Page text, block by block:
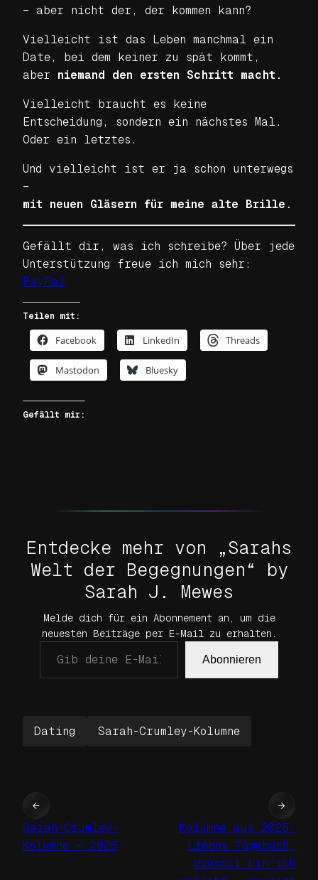
– aber nicht der, der kommen kann?
Vielleicht ist das Leben manchmal ein
Date, bei dem keiner zu spät kommt,
aber niemand den ersten Schritt macht.
Vielleicht braucht es keine
Entscheidung, sondern ein nächstes Mal.
Oder ein letztes.
Und vielleicht ist er ja schon unterwegs
–
mit neuen Gläsern für meine alte Brille.
Gefällt dir, was ich schreibe? Über jede
Unterstützung freue ich mich sehr:
PayPal
Teilen mit:
Facebook LinkedIn Threads
Mastodon Bluesky
Gefällt mir:
Entdecke mehr von „Sarahs
Welt der Begegnungen“ by
Sarah J. Mewes
Melde dich für ein Abonnement an, um die
neuesten Beiträge per E-Mail zu erhalten.
Gib deine E-Mail-Adresse ein …
Abonnieren
Dating Sarah-Crumley-Kolumne
←
Sarah-Crumley-
Kolumne – 2026
Kolumne aus 2025:
Liebes Tagebuch,
diesmal bin ich
→